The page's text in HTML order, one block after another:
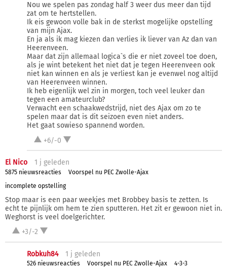
Nou we spelen pas zondag half 3 weer dus meer dan tijd
zat om te hertstellen.
Ik eis gewoon volle bak in de sterkst mogelijke opstelling
van mijn Ajax.
En ja als ik mag kiezen dan verlies ik liever van Az dan van
Heerenveen.
Maar dat zijn allemaal logica`s die er niet zoveel toe doen,
als je wint betekent het niet dat je tegen Heerenveen ook
niet kan winnen en als je verliest kan je evenwel nog altijd
van Heerenveen winnen.
Ik heb eigenlijk wel zin in morgen, toch veel leuker dan
tegen een amateurclub?
Verwacht een schaakwedstrijd, niet des Ajax om zo te
spelen maar dat is dit seizoen even niet anders.
Het gaat sowieso spannend worden.
+6/-0
El Nico 1 j geleden
5875 nieuwsreacties
Voorspel nu PEC Zwolle-Ajax
incomplete opstelling
Stop maar is een paar weekjes met Brobbey basis te zetten. Is
echt te pijnlijk om hem te zien sputteren. Het zit er gewoon niet in.
Weghorst is veel doelgerichter.
+3/-2
Robkuh84 1 j geleden
526 nieuwsreacties Voorspel nu PEC Zwolle-Ajax 4-3-3